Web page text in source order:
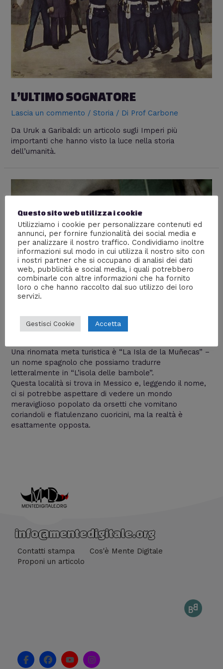
L’ULTIMO SOGNATORE
Lascia un commento /Storia / Di Prof Carbone
Da Uruk a Garibaldi: un articolo sugli Imperi più
importanti che hanno visto la luce nella storia
dell’umanità.
Lascia un commento Articoli più popolari
Gallerie fotografiche
Luoghi/ Di
Una rinomata meta turistica è “La Isla de la Muñecas” –
un nome spagnolo che possiamo tradurre
letteralmente in “L’isola delle bambole”.
Questa località si trova in Messico e, leggendo il nome,
ci si potrebbe aspettare di vedere un mondo
meraviglioso popolato da orsetti che vomitano
coriandoli e flatulenzano cuoricini, ma la realtà è
esattamente opposta.
info@mentedigitale.org
Contatti stampa
Cos'è Mente Digitale
Proponi un articolo
F
a
F
a
Y
o
I
n
Questo sito web utilizza i cookie
Utilizziamo i cookie per personalizzare contenuti ed
annunci, per fornire funzionalità dei social media e
per analizzare il nostro traffico. Condividiamo inoltre
informazioni sul modo in cui utilizza il nostro sito con
i nostri partner che si occupano di analisi dei dati
web, pubblicità e social media, i quali potrebbero
combinarle con altre informazioni che ha fornito
loro o che hanno raccolto dal suo utilizzo dei loro
servizi.
Gestisci Cookie Accetta